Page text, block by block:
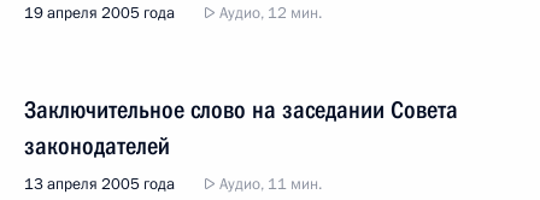
19 апреля 2005 года Аудио, 12 мин.
Заключительное слово на заседании Совета
законодателей
13 апреля 2005 года Аудио, 11 мин.